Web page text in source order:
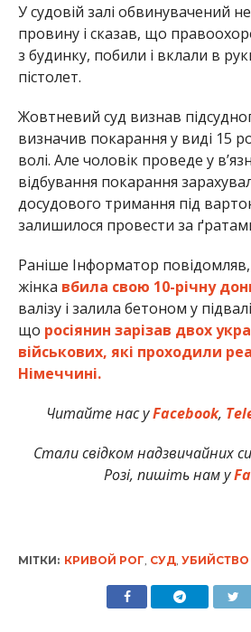
У судовій залі обвинувачений
провину і сказав, що
з будинку, побили і вклали в
пістолет.
Жовтневий суд визнав
визначив покарання у виді 15
волі. Але чоловік проведе у
відбування покарання
досудового тримання під
залишилося провести за
Раніше Інформатор
жінка вбила свою 10-річну
валізу і залила бетоном у
що росіянин зарізав двох
військових, які проходили
Німеччині.
Читайте нас уFacebook,
Стали свідком надзвичайних
Розі, пишіть нам у
МІТКИ: КРИВОЙ РОГ СУД, УБИЙСТВО